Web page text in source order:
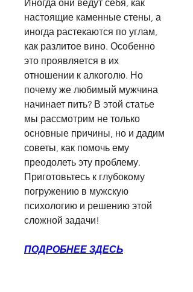
Иногда они ведут себя, как
настоящие каменные стены, а
иногда растекаются по углам,
как разлитое вино. Особенно
это проявляется в их
отношении к алкоголю. Но
почему же любимый мужчина
начинает пить? В этой статье
мы рассмотрим не только
основные причины, но и дадим
советы, как помочь ему
преодолеть эту проблему.
Приготовьтесь к глубокому
погружению в мужскую
психологию и решению этой
сложной задачи!
ПОДРОБНЕЕ ЗДЕСЬ